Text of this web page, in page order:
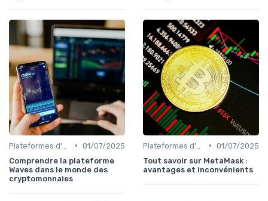
• 01/07/2025
Comprendre la plateforme
Waves dans le monde des
cryptomonnaies
• 01/07/2025
Tout savoir sur MetaMask :
avantages et inconvénients